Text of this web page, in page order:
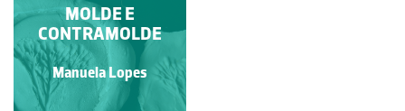
AMONITES DO
PLIENSBAQUIANO
Francisco António Fidalgo
Félix Dias
MOLDE E
CONTRAMOLDE
Manuela Lopes